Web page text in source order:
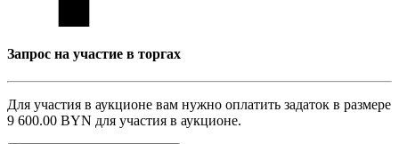
Запрос на участие в торгах
Для участия в аукционе вам нужно оплатить задаток в размере
9 600.00 BYN для участия в аукционе.